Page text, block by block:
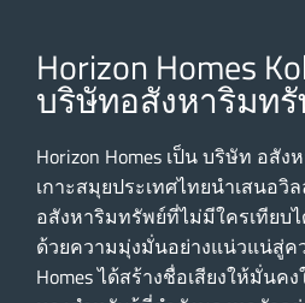
Horizon Homes
บริษัทอสังหาริมท
Horizon Homes เป็น บริษัท อสั
เกาะสมุยประเทศไทยนําเสนอวิ
อสังหาริมทรัพย์ที่ไม่มีใครเทียบ
ด้วยความมุ่งมั่นอย่างแน่วแน่สู่ค
Homes ได้สร้างชื่อเสียงให้มั่นค